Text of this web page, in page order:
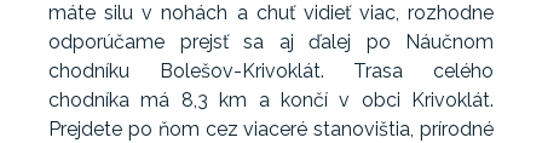
máte silu v nohách a chuť vidieť viac, rozhodne
odporúčame prejsť sa aj ďalej po Náučnom
chodníku Bolešov-Krivoklát. Trasa celého
chodníka má 8,3 km a končí v obci Krivoklát.
Prejdete po ňom cez viaceré stanovištia, prírodné